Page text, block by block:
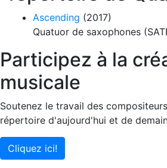
Ascending (2017)
Quatuor de saxophones
Participez à la
musicale
Soutenez le travail des
répertoire d'aujourd'hui et de
Cliquez ici!